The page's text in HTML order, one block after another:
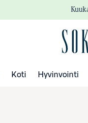
Koti Hyvinvointi